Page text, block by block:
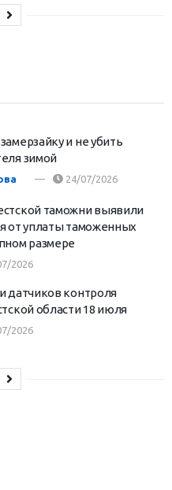
и не убить
зимой
24/07/2026
таможни выявили
от уплаты таможенных
размере
2026
датчиков контроля
области 18 июля
2026